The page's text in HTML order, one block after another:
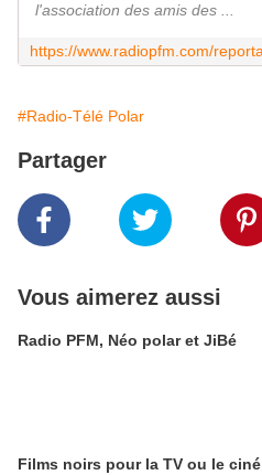
l'association des amis des ...
#Radio-Télé Polar
Partager
Vous aimerez aussi
Radio PFM, Néo polar et JiBé
Films noirs pour la TV ou le ciné